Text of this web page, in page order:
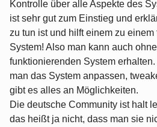
Kontrolle über alle Aspekte des
ist sehr gut zum Einstieg und
zu tun ist und hilft einem zu
System! Also man kann auch
funktionierenden System
man das System anpassen,
gibt es alles an Möglichkeiten.
Die deutsche Community ist halt
das heißt ja nicht, dass man sie